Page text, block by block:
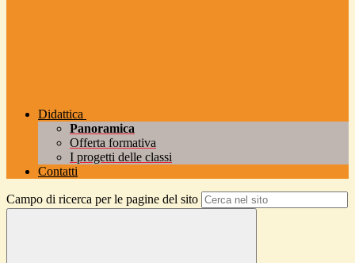
Didattica
Panoramica
Offerta formativa
I progetti delle classi
Contatti
Campo di ricerca per le pagine del sito